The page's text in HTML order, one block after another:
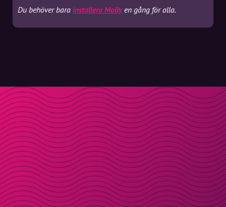
Du behöver bara installera Mollyen gång för alla.